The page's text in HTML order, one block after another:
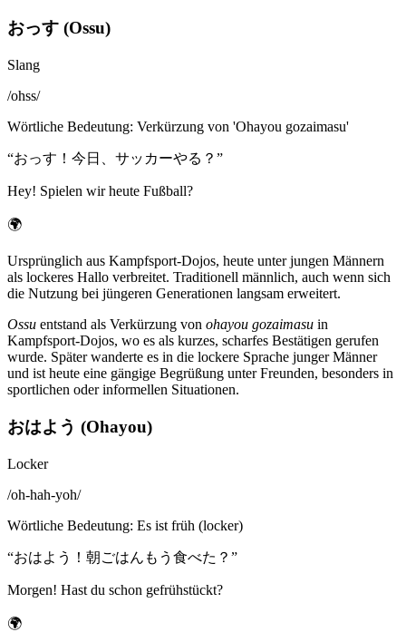
おっす (Ossu)
Slang
/ohss/
Wörtliche Bedeutung: Verkürzung von 'Ohayou gozaimasu'
“おっす！今日、サッカーやる？ ”
Hey! Spielen wir heute Fußball?
🌍
Ursprünglich aus Kampfsport-Dojos, heute unter jungen Männern
als lockeres Hallo verbreitet. Traditionell männlich, auch wenn sich
die Nutzung bei jüngeren Generationen langsam erweitert.
Ossu entstand als Verkürzung von ohayou gozaimasu in
Kampfsport-Dojos, wo es als kurzes, scharfes Bestätigen gerufen
wurde. Später wanderte es in die lockere Sprache junger Männer
und ist heute eine gängige Begrüßung unter Freunden, besonders in
sportlichen oder informellen Situationen.
おはよう (Ohayou)
Locker
/oh-hah-yoh/
Wörtliche Bedeutung: Es ist früh (locker)
“おはよう！朝ごはんもう食べた？ ”
Morgen! Hast du schon gefrühstückt?
🌍